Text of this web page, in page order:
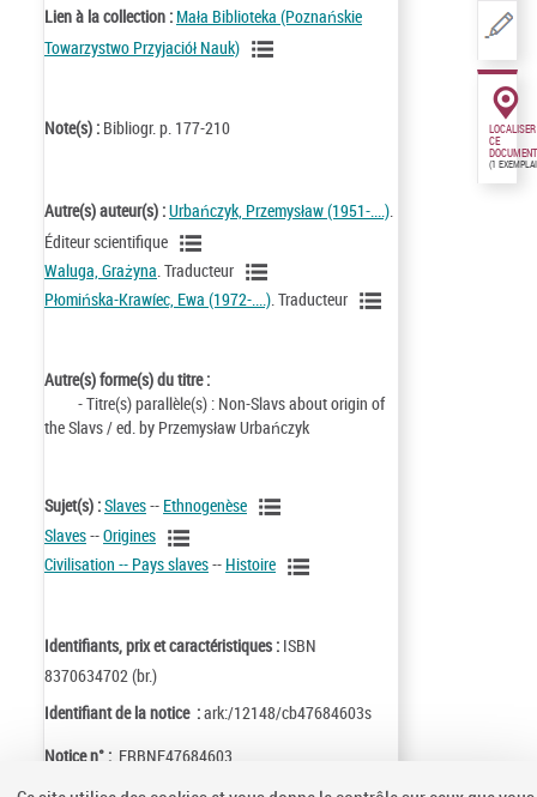
Lien à la collection : Mała Biblioteka (Poznańskie
Towarzystwo Przyjaciół Nauk)
Note(s) : Bibliogr. p. 177-210
Autre(s) auteur(s) :Urbańczyk, Przemysław (1951-....).
Éditeur scientifique
Waluga, Grażyna . Traducteur
Płomińska-Krawíec, Ewa (1972-....) . Traducteur
Autre(s) forme(s) du titre :
- Titre(s) parallèle(s) : Non-Slavs about origin of
the Slavs / ed. by Przemysław Urbańczyk
Sujet(s) :Slaves-- Ethnogenèse
Slaves--Origines
Civilisation -- Pays slaves-- Histoire
Identifiants, prix et caractéristiques : ISBN
8370634702 (br.)
Identifiant de la notice :ark:/12148/cb47684603s
Notice n° : FRBNF47684603
LOCALISER
CE
DOCUMENT
(1